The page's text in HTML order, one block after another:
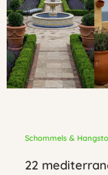
Schommels &
22